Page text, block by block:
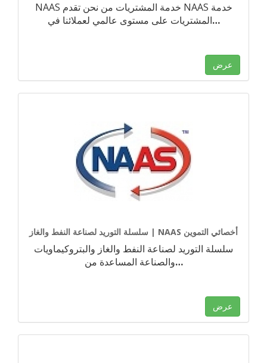
NAAS خدمة المشتريات من نحن تقدم NAAS خدمة
المشتريات على مستوى عالمي لعملائنا في…
عرض
سلسلة التوريد لصناعة النفط والغاز | NAAS أخصائي التموين
سلسلة التوريد لصناعة النفط والغاز والبتروكيماويات
والصناعة المساعدة من…
عرض